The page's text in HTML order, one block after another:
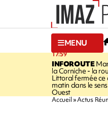
MENU
17:59
INFOROUTE
la Corniche - la
Littoral fermée ce
matin dans le
Ouest
Accueil Actus